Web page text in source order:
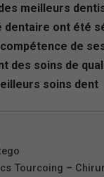
meilleurs
ont été
de
des soins de
soins dent
Tourcoing –